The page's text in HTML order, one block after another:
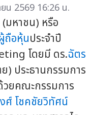
น 2569 16:26 น.
มหาชน) หรือ
ถือหุ้นประจำปี
โดยมี ดร.ฉัตร
) ประธานกรรมการ
วยคณะกรรมการ
ศ์ โชคชัยวิทัศน์